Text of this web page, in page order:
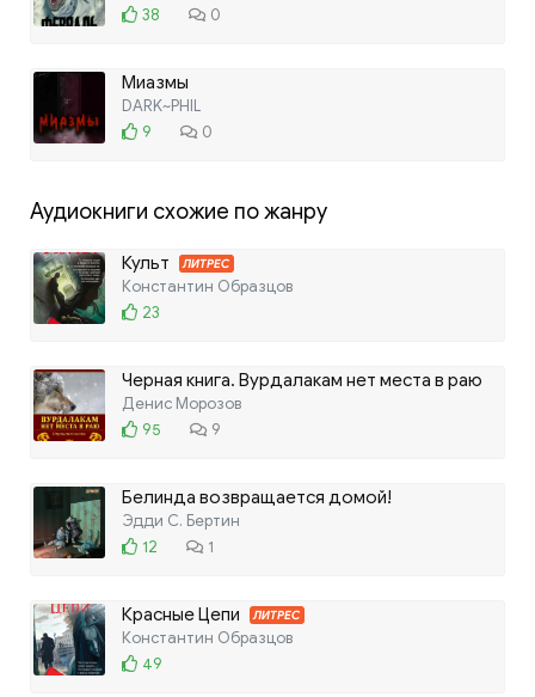
38
0
Миазмы
DARK~PHIL
9
0
Аудиокниги схожие по жанру
Культ ЛИТРЕС
Константин Образцов
23
Черная книга. Вурдалакам нет места в раю
Денис Морозов
95
9
Белинда возвращается домой!
Эдди С. Бертин
12
1
Красные Цепи ЛИТРЕС
Константин Образцов
49